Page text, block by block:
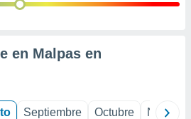
en Malpas en
Septiembre Octubre